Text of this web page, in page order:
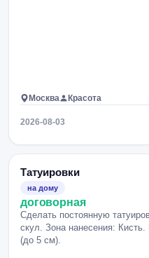
Москва Красота
2026-08-03
Татуировки
на дому
договорная
Сделать постоянную
скул. Зона нанесения:
(до 5 см).